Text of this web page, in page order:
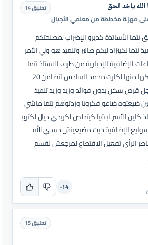
الله ياخد الحق
مهزلة مخططة من معلمي الأجيال
تعليق 14
نتما الأساتذة كديرو الإضراب لمصلحتكم
لكيتزاد ليكم صالير وتلميذ هو ولي الأمر
الإضافية الإجبارية من طرف الاستاذ نتما
احسن حقوق كتملكها منها لكارت محمد السادس لتضامن 20
قرض سكن بدون فوائد وزيد وزيد تلميذ
ضيعتوه ضاعو فكرونا وزدتوهم نتما ماشي
كاين الأسر لباقيا كيتخلص لكريدي ديال لكتوبا
الإضافية حيت مضيعينش حسبي الله
الرأي تفعيل الاقتطاع لمرجعش لقسم
-14
تعليق 15